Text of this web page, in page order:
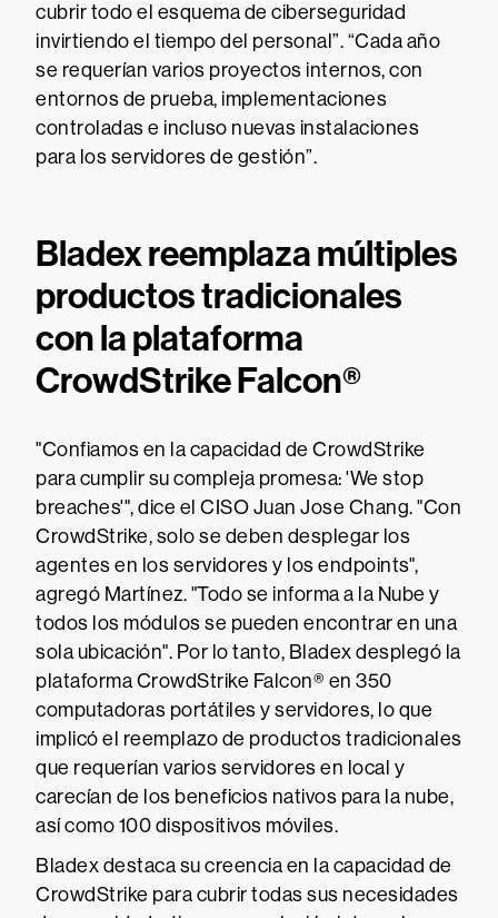
cubrir todo el esquema de ciberseguridad
invirtiendo el tiempo del personal”. “Cada año
se requerían varios proyectos internos, con
entornos de prueba, implementaciones
controladas e incluso nuevas instalaciones
para los servidores de gestión”.
Bladex reemplaza múltiples
productos tradicionales
con la plataforma
CrowdStrike Falcon®
"Confiamos en la capacidad de CrowdStrike
para cumplir su compleja promesa: 'We stop
breaches'", dice el CISO Juan Jose Chang. "Con
CrowdStrike, solo se deben desplegar los
agentes en los servidores y los endpoints",
agregó Martínez. "Todo se informa a la Nube y
todos los módulos se pueden encontrar en una
sola ubicación". Por lo tanto, Bladex desplegó la
plataforma CrowdStrike Falcon® en 350
computadoras portátiles y servidores, lo que
implicó el reemplazo de productos tradicionales
que requerían varios servidores en local y
carecían de los beneficios nativos para la nube,
así como 100 dispositivos móviles.
Bladex destaca su creencia en la capacidad de
CrowdStrike para cubrir todas sus necesidades